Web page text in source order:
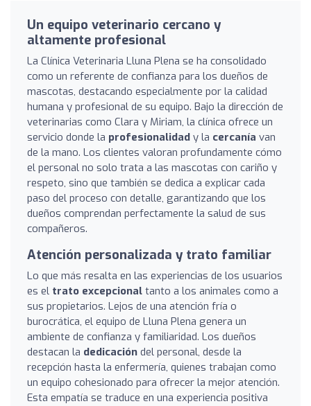
Un equipo veterinario cercano y
altamente profesional
La Clínica Veterinaria Lluna Plena se ha consolidado
como un referente de confianza para los dueños de
mascotas, destacando especialmente por la calidad
humana y profesional de su equipo. Bajo la dirección de
veterinarias como Clara y Miriam, la clínica ofrece un
servicio donde la profesionalidad y la cercanía van
de la mano. Los clientes valoran profundamente cómo
el personal no solo trata a las mascotas con cariño y
respeto, sino que también se dedica a explicar cada
paso del proceso con detalle, garantizando que los
dueños comprendan perfectamente la salud de sus
compañeros.
Atención personalizada y trato familiar
Lo que más resalta en las experiencias de los usuarios
es el trato excepcional tanto a los animales como a
sus propietarios. Lejos de una atención fría o
burocrática, el equipo de Lluna Plena genera un
ambiente de confianza y familiaridad. Los dueños
destacan la dedicación del personal, desde la
recepción hasta la enfermería, quienes trabajan como
un equipo cohesionado para ofrecer la mejor atención.
Esta empatía se traduce en una experiencia positiva